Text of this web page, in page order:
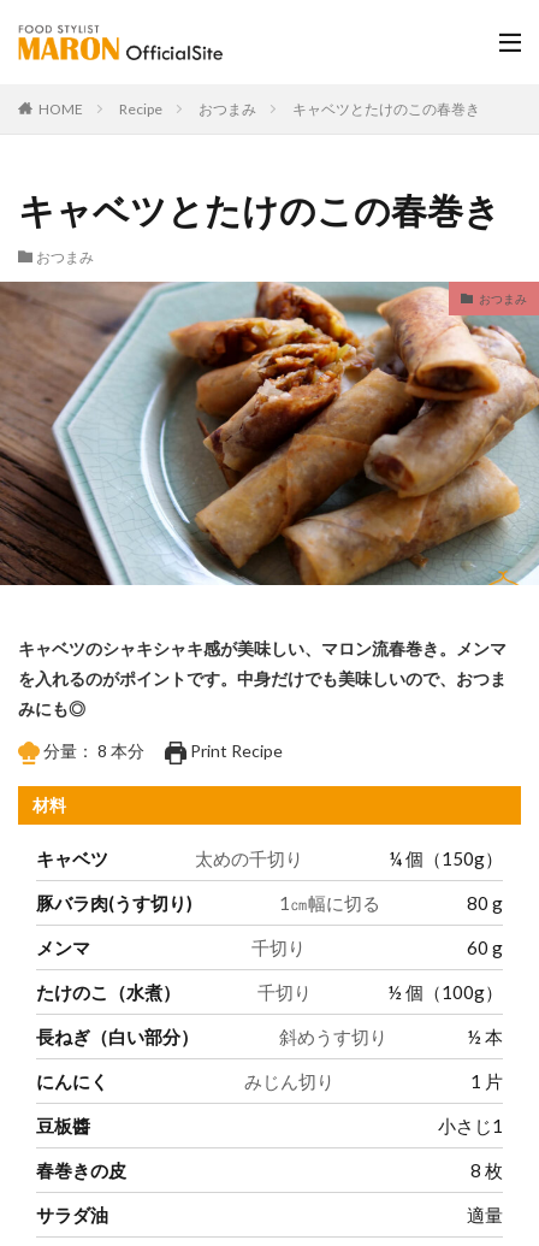
HOME Recipe おつまみ キャベツとたけのこの春巻き
キャベツとたけのこの春巻き
おつまみ
おつまみ
キャベツのシャキシャキ感が美味しい、マロン流春巻き。メンマ
を入れるのがポイントです。中身だけでも美味しいので、おつま
みにも◎
分量：8 本分 Print Recipe
材料
キャベツ 太めの千切り ¼個（150g）
豚バラ肉(うす切り) 1㎝幅に切る 80 g
メンマ 千切り 60 g
たけのこ（水煮） 千切り ½ 個（100g）
長ねぎ（白い部分） 斜めうす切り ½ 本
にんにく みじん切り 1 片
豆板醬 小さじ1
春巻きの皮 8 枚
サラダ油 適量